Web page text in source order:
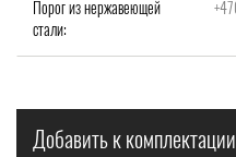
Порог из нержавеющей
стали:
Добавить к